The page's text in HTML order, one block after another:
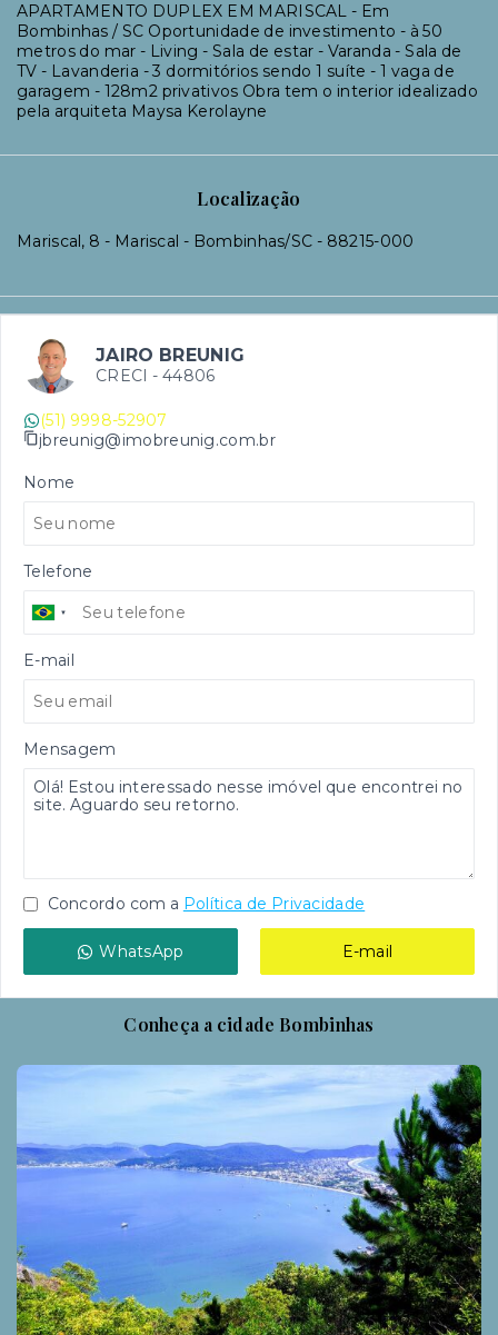
APARTAMENTO DUPLEX EM MARISCAL - Em
Bombinhas / SC Oportunidade de investimento - à 50
metros do mar - Living - Sala de estar - Varanda - Sala de
TV - Lavanderia - 3 dormitórios sendo 1 suíte - 1 vaga de
garagem - 128m2 privativos Obra tem o interior idealizado
pela arquiteta Maysa Kerolayne
Localização
Mariscal, 8 - Mariscal - Bombinhas/SC - 88215-000
JAIRO BREUNIG
CRECI - 44806
(51) 9998-52907
jbreunig@imobreunig.com.br
Nome
Telefone
E-mail
Mensagem
Concordo com a Política de Privacidade
WhatsApp E-mail
Conheça a cidade Bombinhas